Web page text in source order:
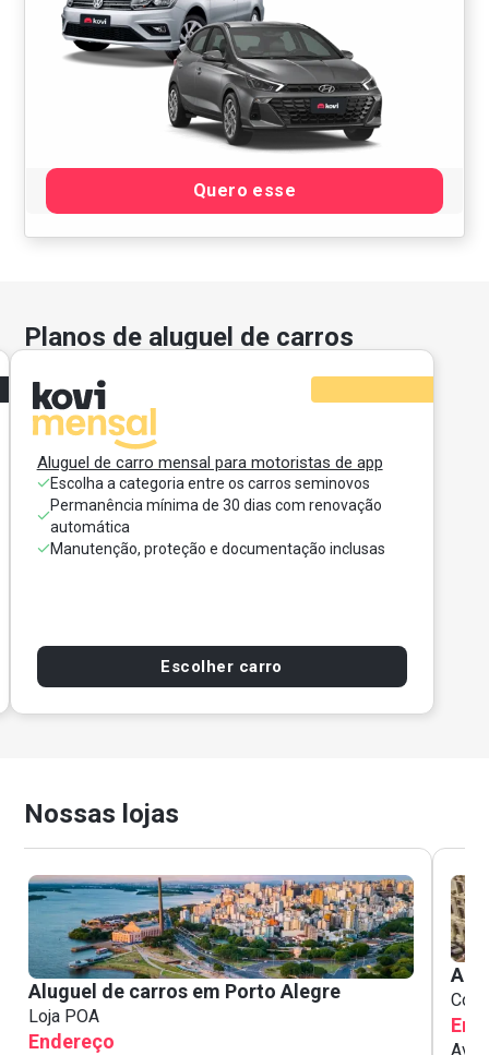
Quero esse
Planos de aluguel de carros
Aluguel de carro mensal para motoristas de app
Escolha a categoria entre os carros seminovos
Permanência mínima de 30 dias com renovação
automática
Manutenção, proteção e documentação inclusas
Escolher carro
Nossas lojas
Aluguel de carros em Porto Alegre
Loja POA
Endereço